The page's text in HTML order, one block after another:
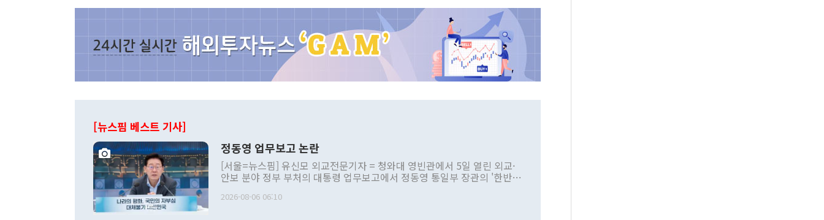
[뉴스핌 베스트 기사]
정동영 업무보고 논란
[서울=뉴스핌] 유신모 외교전문기자 = 청와대 영빈관에서 5일 열린 외교·
안보 분야 정부 부처의 대통령 업무보고에서 정동영 통일부 장관의 '한반도
발언 중에는 정부 내 조율을 거치지 않은 사안을 정책으로 추진하겠다고 공
2026-08-06 06:10